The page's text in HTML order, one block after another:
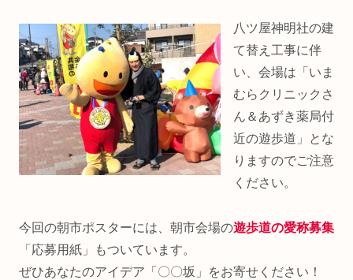
八ツ屋神明社の建
て替え工事に伴
い、会場は「いま
むらクリニックさ
ん＆あずき薬局付
近の遊歩道」とな
りますのでご注意
ください。
今回の朝市ポスターには、朝市会場の遊歩道の愛称募集
「応募用紙」もついています。
ぜひあなたのアイデア「〇〇坂」をお寄せください！